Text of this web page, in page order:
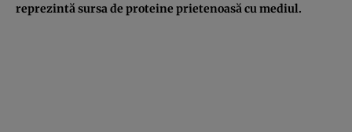
reprezintă sursa de proteine prietenoasă cu mediul.